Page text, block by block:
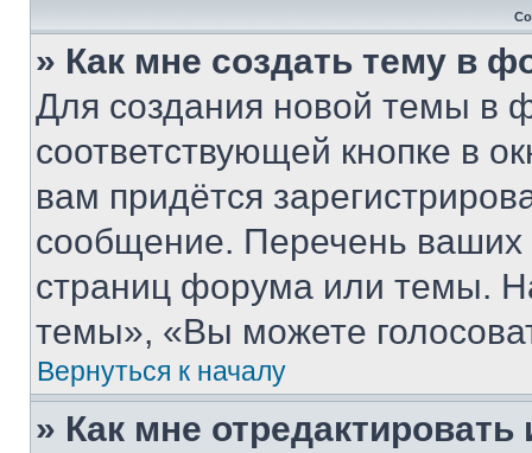
» Как мне создать тему в
Для создания новой темы в
соответствующей кнопке в
вам придётся
сообщение. Перечень ваших
страниц форума или темы.
темы», «Вы можете
Вернуться к началу
» Как мне